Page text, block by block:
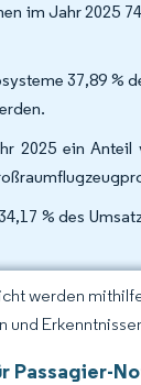
im Jahr 2025
37,89 %
2025 ein
% des
werden
Passagier-